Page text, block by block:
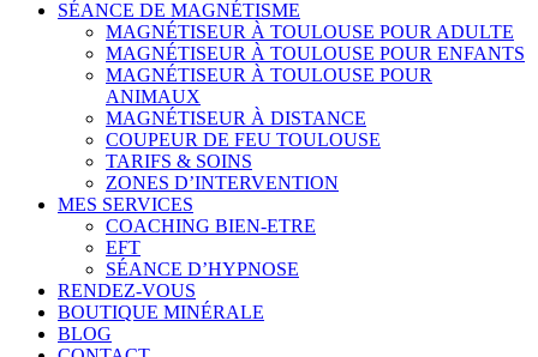
SÉANCE DE MAGNÉTISME
MAGNÉTISEUR À TOULOUSE POUR ADULTE
MAGNÉTISEUR À TOULOUSE POUR ENFANTS
MAGNÉTISEUR À TOULOUSE POUR
ANIMAUX
MAGNÉTISEUR À DISTANCE
COUPEUR DE FEU TOULOUSE
TARIFS & SOINS
ZONES D’INTERVENTION
MES SERVICES
COACHING BIEN-ETRE
EFT
SÉANCE D’HYPNOSE
RENDEZ-VOUS
BOUTIQUE MINÉRALE
BLOG